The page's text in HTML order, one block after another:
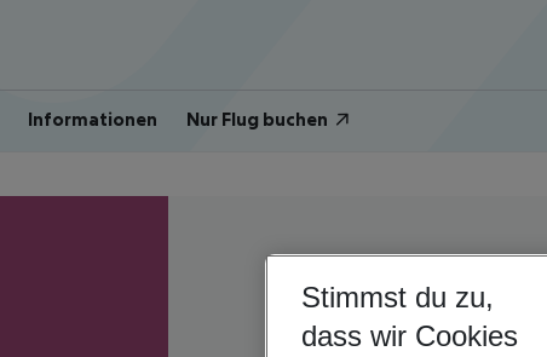
Informationen Nur Flug buchen
Stimmst du zu,
dass wir Cookies